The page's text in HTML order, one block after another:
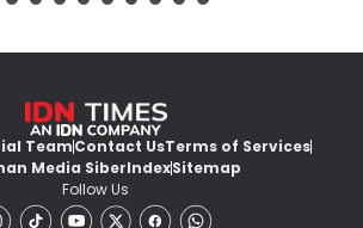
TeamContact UsTerms of Services
Media SiberIndexSitemap
Follow Us